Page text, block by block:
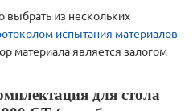
выбрать из нескольких
испытания материалов
материала является залогом
для стола